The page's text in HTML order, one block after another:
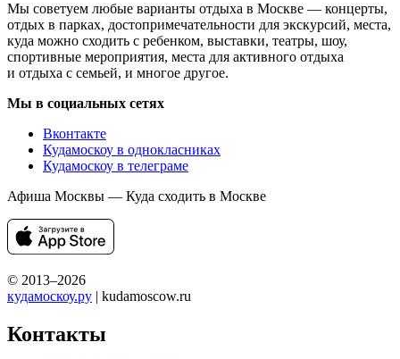
Мы советуем любые варианты отдыха в Москве — концерты,
отдых в парках, достопримечательности для экскурсий, места,
куда можно сходить с ребенком, выставки, театры, шоу,
спортивные мероприятия, места для активного отдыха
и отдыха с семьей, и многое другое.
Мы в социальных сетях
Вконтакте
Кудамоскоу в однокласниках
Кудамоскоу в телеграме
Афиша Москвы — Куда сходить в Москве
© 2013–2026
кудамоскоу.ру | kudamoscow.ru
Контакты